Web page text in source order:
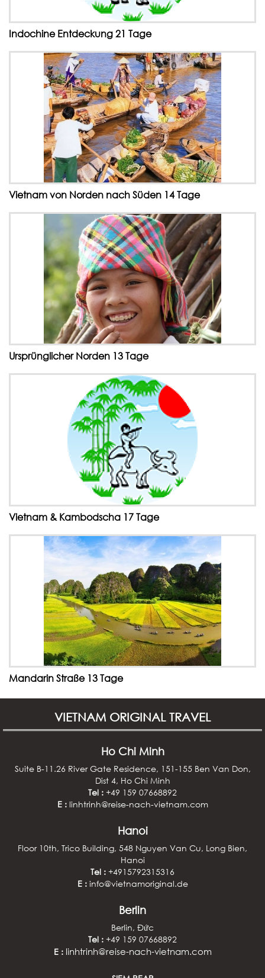
Indochine Entdeckung 21 Tage
Vietnam von Norden nach Süden 14 Tage
Ursprünglicher Norden 13 Tage
Vietnam & Kambodscha 17 Tage
Mandarin Straße 13 Tage
VIETNAM ORIGINAL TRAVEL
Ho Chi Minh
Suite B-11.26 River Gate Residence, 151-155 Ben Van Don,
Dist 4, Ho Chi Minh
Tel : +49 159 07668892
E : linhtrinh@reise-nach-vietnam.com
Hanoi
Floor 10th, Trico Building, 548 Nguyen Van Cu, Long Bien,
Hanoi
Tel : +4915792315316
E : info@vietnamoriginal.de
Berlin
Berlin, Đức
Tel : +49 159 07668892
E : linhtrinh@reise-nach-vietnam.com